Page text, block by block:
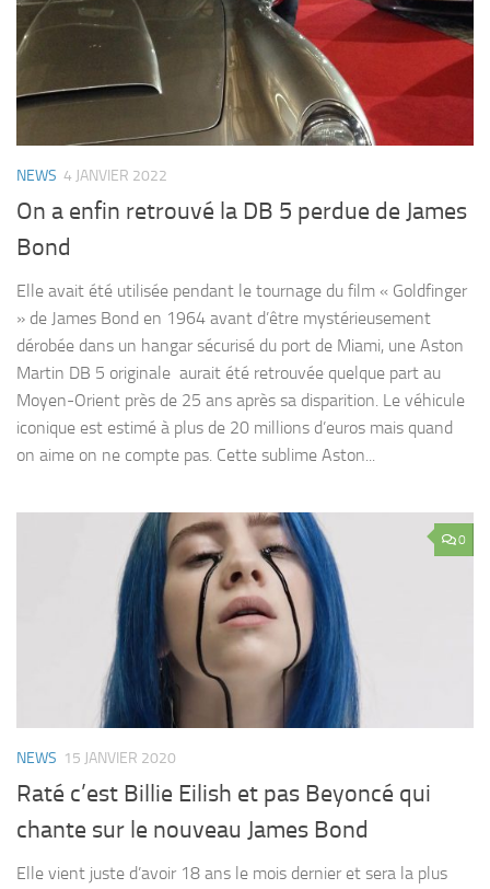
NEWS 4 JANVIER 2022
On a enfin retrouvé la DB 5 perdue de James
Bond
Elle avait été utilisée pendant le tournage du film « Goldfinger
» de James Bond en 1964 avant d’être mystérieusement
dérobée dans un hangar sécurisé du port de Miami, une Aston
Martin DB 5 originale aurait été retrouvée quelque part au
Moyen-Orient près de 25 ans après sa disparition. Le véhicule
iconique est estimé à plus de 20 millions d’euros mais quand
on aime on ne compte pas. Cette sublime Aston...
0
NEWS 15 JANVIER 2020
Raté c’est Billie Eilish et pas Beyoncé qui
chante sur le nouveau James Bond
Elle vient juste d’avoir 18 ans le mois dernier et sera la plus